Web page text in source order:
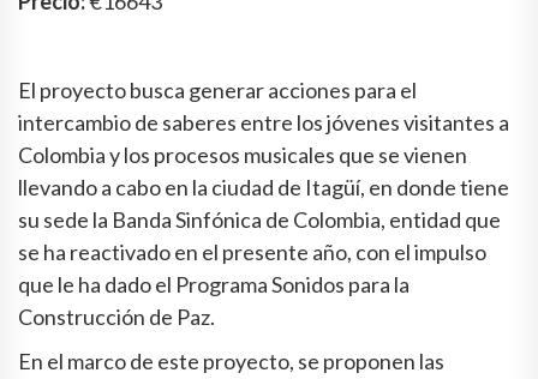
El proyecto busca generar acciones para el
intercambio de saberes entre los jóvenes visitantes a
Colombia y los procesos musicales que se vienen
llevando a cabo en la ciudad de Itagüí, en donde tiene
su sede la Banda Sinfónica de Colombia, entidad que
se ha reactivado en el presente año, con el impulso
que le ha dado el Programa Sonidos para la
Construcción de Paz.
En el marco de este proyecto, se proponen las